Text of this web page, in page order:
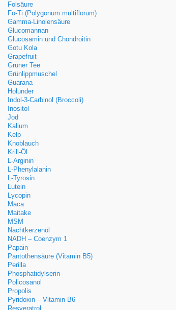
Folsäure
Fo-Ti (Polygonum multiflorum)
Gamma-Linolensäure
Glucomannan
Glucosamin und Chondroitin
Gotu Kola
Grapefruit
Grüner Tee
Grünlippmuschel
Guarana
Holunder
Indol-3-Carbinol (Broccoli)
Inositol
Jod
Kalium
Kelp
Knoblauch
Krill-Öl
L-Arginin
L-Phenylalanin
L-Tyrosin
Lutein
Lycopin
Maca
Maitake
MSM
Nachtkerzenöl
NADH – Coenzym 1
Papain
Pantothensäure (Vitamin B5)
Perilla
Phosphatidylserin
Policosanol
Propolis
Pyridoxin – Vitamin B6
Resveratrol